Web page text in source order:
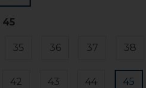
45
35 36 37 38
42 43 44 45